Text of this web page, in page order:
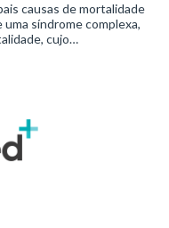
causas de mortalidade
síndrome complexa,
cujo